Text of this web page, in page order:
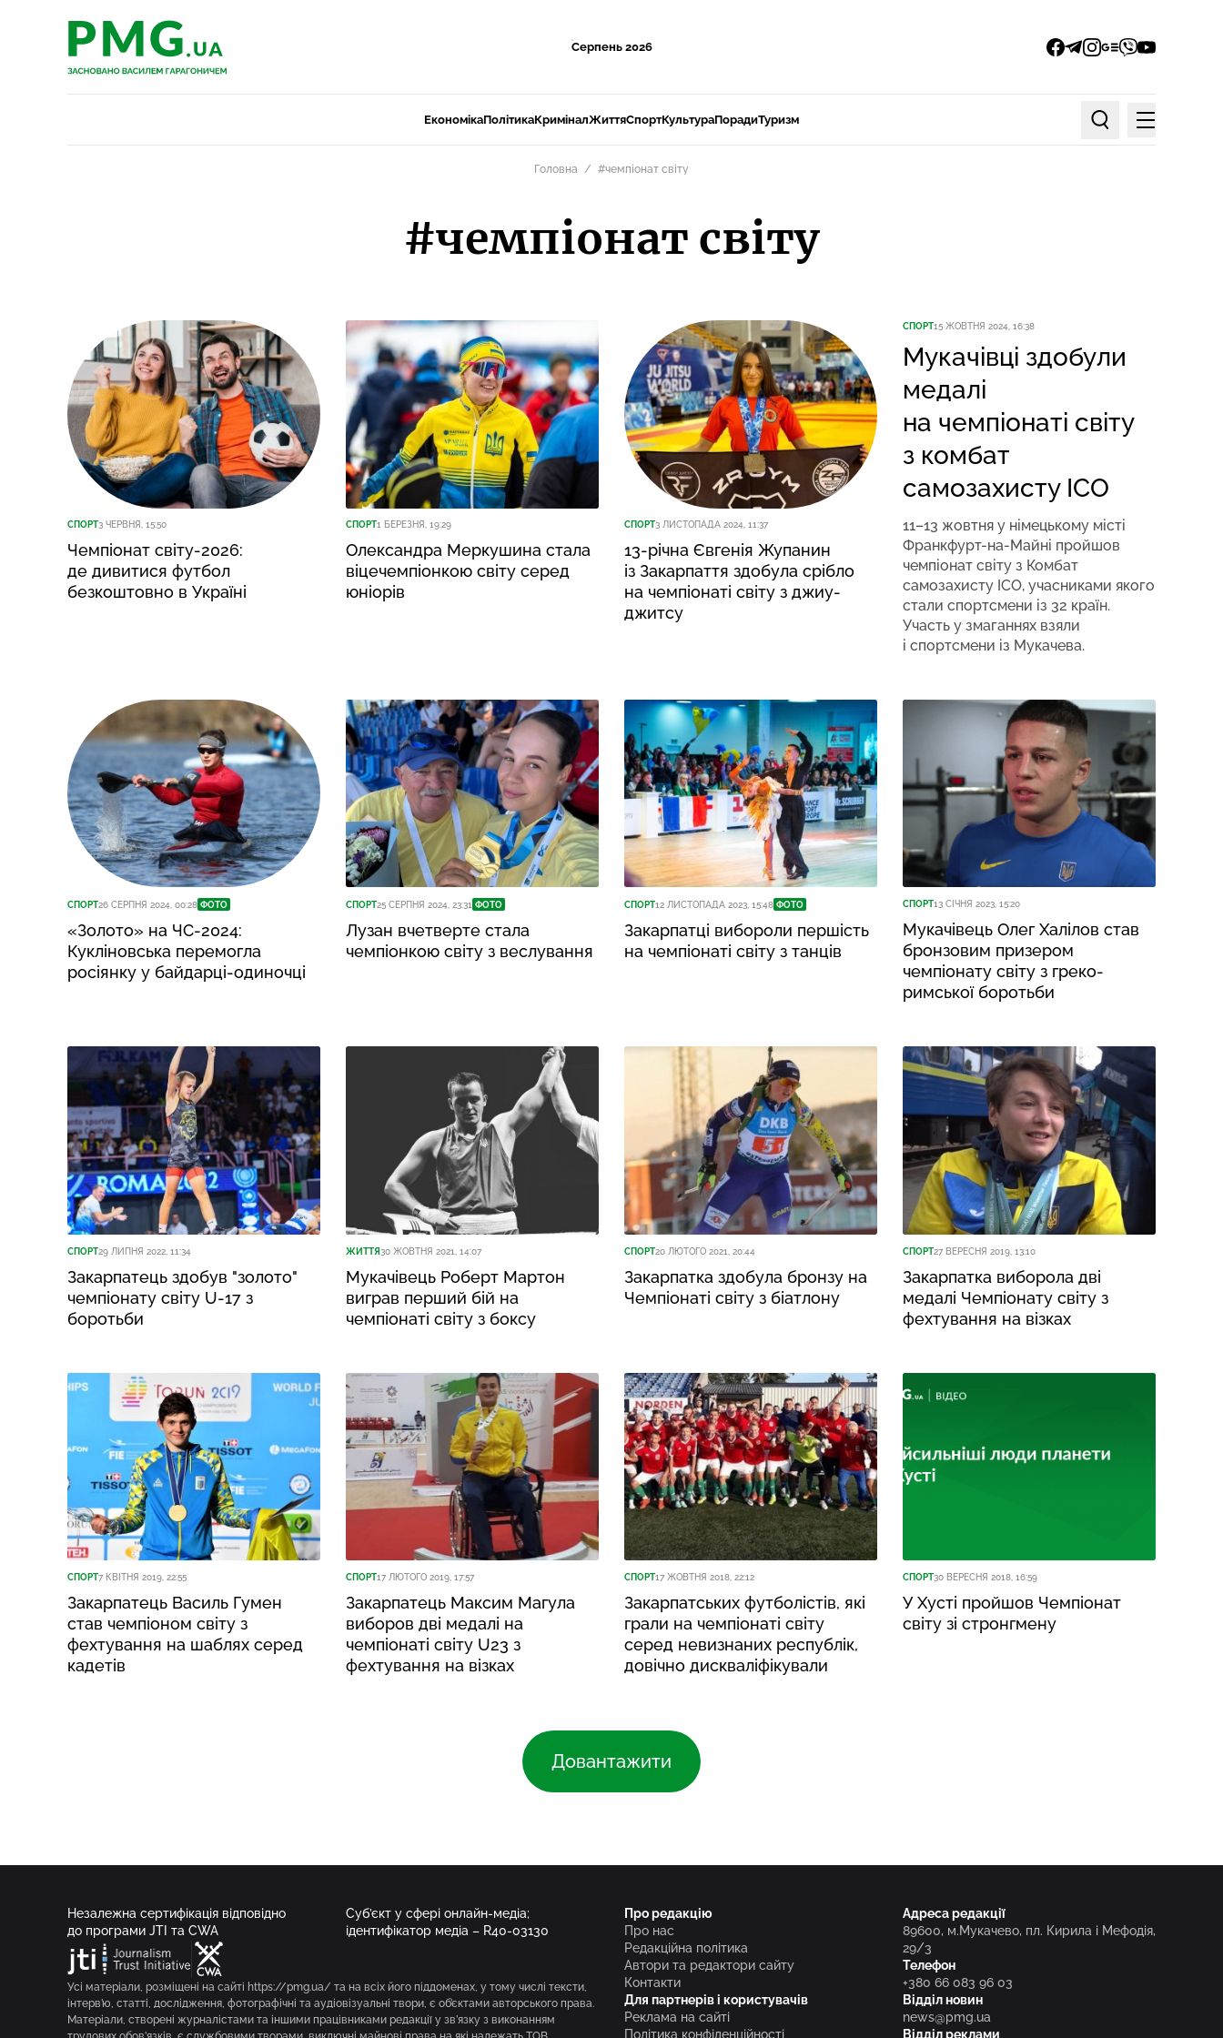
PMG.ua
Серпень 2026
facebook
telegram
instagram
google_news
viberyoutube
PMG.ua
ЕкономікаПолітикаКриміналЖиттяСпортКультураПорадиТуризм
Пошук по статтях
Меню
Головна #чемпіонат світу
#чемпіонат світу
СПОРТ3 ЧЕРВНЯ, 15:50
Чемпіонат світу-2026:
де дивитися футбол
безкоштовно в Україні
СПОРТ1 БЕРЕЗНЯ, 19:29
Олександра Меркушина стала
віцечемпіонкою світу серед
юніорів
СПОРТ3 ЛИСТОПАДА 2024, 11:37
13-річна Євгенія Жупанин
із Закарпаття здобула срібло
на чемпіонаті світу з джиу-
джитсу
СПОРТ15 ЖОВТНЯ 2024, 16:38
Мукачівці здобули
медалі
на чемпіонаті світу
з комбат
самозахисту ІСО
11–13 жовтня у німецькому місті
Франкфурт-на-Майні пройшов
чемпіонат світу з Комбат
самозахисту ІСО, учасниками якого
стали спортсмени із 32 країн.
Участь у змаганнях взяли
і спортсмени із Мукачева.
СПОРТ26 СЕРПНЯ 2024, 00:28 ФОТО
«Золото» на ЧС-2024:
Кукліновська перемогла
росіянку у байдарці-одиночці
СПОРТ25 СЕРПНЯ 2024, 23:31 ФОТО
Лузан вчетверте стала
чемпіонкою світу з веслування
СПОРТ12 ЛИСТОПАДА 2023, 15:48 ФОТО
Закарпатці вибороли першість
на чемпіонаті світу з танців
СПОРТ13 СІЧНЯ 2023, 15:20
Мукачівець Олег Халілов став
бронзовим призером
чемпіонату світу з греко-
римської боротьби
СПОРТ29 ЛИПНЯ 2022, 11:34
Закарпатець здобув "золото"
чемпіонату світу U-17 з
боротьби
ЖИТТЯ30 ЖОВТНЯ 2021, 14:07
Мукачівець Роберт Мартон
виграв перший бій на
чемпіонаті світу з боксу
СПОРТ20 ЛЮТОГО 2021, 20:44
Закарпатка здобула бронзу на
Чемпіонаті світу з біатлону
СПОРТ27 ВЕРЕСНЯ 2019, 13:10
Закарпатка виборола дві
медалі Чемпіонату світу з
фехтування на візках
СПОРТ7 КВІТНЯ 2019, 22:55
Закарпатець Василь Гумен
став чемпіоном світу з
фехтування на шаблях серед
кадетів
СПОРТ17 ЛЮТОГО 2019, 17:57
Закарпатець Максим Магула
виборов дві медалі на
чемпіонаті світу U23 з
фехтування на візках
СПОРТ17 ЖОВТНЯ 2018, 22:12
Закарпатських футболістів, які
грали на чемпіонаті світу
серед невизнаних республік,
довічно дискваліфікували
СПОРТ30 ВЕРЕСНЯ 2018, 16:59
У Хусті пройшов Чемпіонат
світу зі стронгмену
Довантажити
Незалежна сертифікація відповідно
до програми JTI та CWA
Суб’єкт у сфері онлайн-медіа;
ідентифікатор медіа – R40-03130
Усі матеріали, розміщені на сайті https://pmg.ua/ та на всіх його піддоменах, у тому числі тексти,
інтерв’ю, статті, дослідження, фотографічні та аудіовізуальні твори, є об’єктами авторського права.
Матеріали, створені журналістами та іншими працівниками редакції у зв’язку з виконанням
Про редакцію
Про нас
Редакційна політика
Автори та редактори сайту
Контакти
Для партнерів і користувачів
Реклама на сайті
Політика конфіденційності
Адреса редакції
89600, м.Мукачево, пл. Кирила і Мефодія,
29/3
Телефон
+380 66 083 96 03
Відділ новин
news@pmg.ua
Відділ реклами